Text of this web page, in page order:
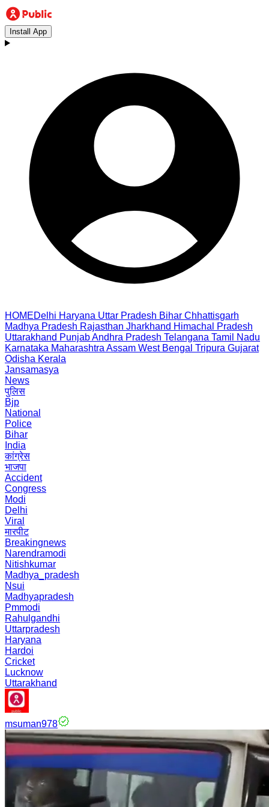
Install App
HOMEDelhi Haryana Uttar Pradesh Bihar Chhattisgarh
Madhya Pradesh Rajasthan Jharkhand Himachal Pradesh
Uttarakhand PunjabAndhra Pradesh Telangana Tamil Nadu
Karnataka Maharashtra Assam West Bengal Tripura Gujarat
Odisha Kerala
Jansamasya
News
पुलिस
Bjp
National
Police
Bihar
India
कांग्रेस
भाजपा
Accident
Congress
Modi
Delhi
Viral
मारपीट
Breakingnews
Narendramodi
Nitishkumar
Madhya_pradesh
Nsui
Madhyapradesh
Pmmodi
Rahulgandhi
Uttarpradesh
Haryana
Hardoi
Cricket
Lucknow
Uttarakhand
msuman978